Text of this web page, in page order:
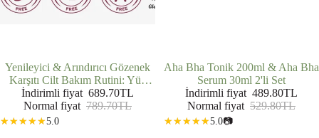
İNDIRIMDE
Yenileyici & Arındırıcı Gözenek
Karşıtı Cilt Bakım Rutini: Yüz
Temizleme Jeli (200 ml) + AHA
BHA Tonik (200 ml) + AHA
BHA Serum (30 ml)
İndirimli fiyat 689.70TL
Normal fiyat 789.70TL
5.0
İNDIRIMDE
Aha Bha Tonik 200ml & Aha Bha
Serum 30ml 2'li Set
İndirimli fiyat 489.80TL
Normal fiyat 529.80TL
5.0📷